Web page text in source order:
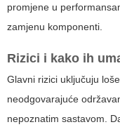
promjene u
zamjenu komponenti.
Rizici i kako ih
Glavni rizici uključuju
neodgovarajuće
nepoznatim sastavom.